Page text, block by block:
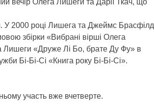
вечір Олега Лишеги та Дарії Ткач, що
У 2000 році Лишега та Джеймс Брасфілд
збірки «Вибрані вірші Олега
Лишеги «Друже Лі Бо, брате Ду Фу» в
Бі-Бі-Сі «Книга року Бі-Бі-Сі».
участь вже вчетверте.